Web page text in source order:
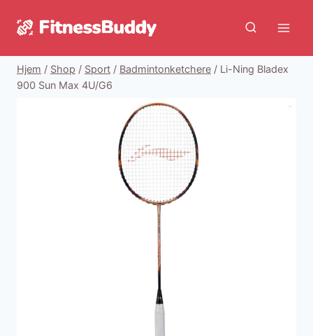
Hjem / Shop / Sport / Badmintonketchere / Li-Ning Bladex
900 Sun Max 4U/G6